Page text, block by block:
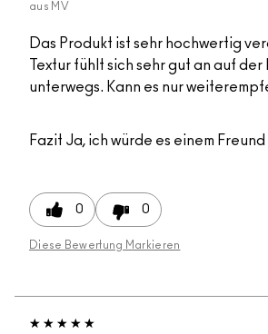
aus MV
Das Produkt ist sehr hochwertig
Textur fühlt sich sehr gut an auf
unterwegs. Kann es nur
Fazit Ja, ich würde es einem
0 0
Diese Bewertung Markieren